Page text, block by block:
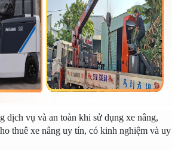
dịch vụ và an toàn khi sử dụng xe nâng,
thuê xe nâng uy tín, có kinh nghiệm và uy